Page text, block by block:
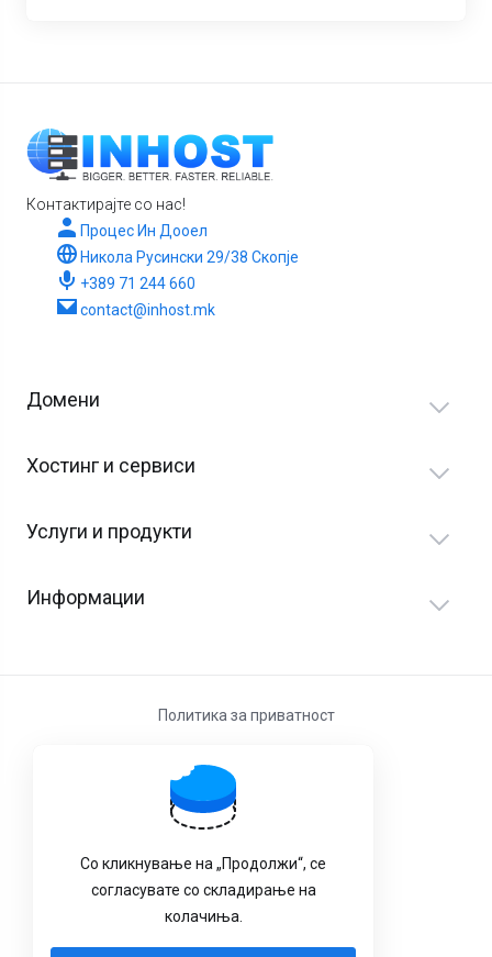
Контактирајте со нас!
Процес Ин Дооел
Никола Русински 29/38 Скопје
+389 71 244 660
contact@inhost.mk
Домени
Хостинг и сервиси
Услуги и продукти
Информации
Политика за приватност
Со кликнување на „Продолжи“, се
согласувате со складирање на
колачиња.